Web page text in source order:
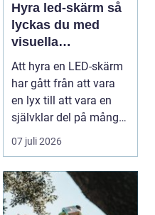
Hyra led-skärm så
lyckas du med
visuella
upplevelser på
event
Att hyra en LED-skärm
har gått från att vara
en lyx till att vara en
självklar del på många
event, m...
07 juli 2026